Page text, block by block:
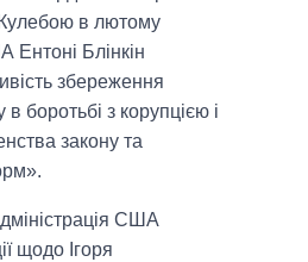
в лютому
Блінкін
збереження
боротьбі з корупцією і
закону та
США
щодо Ігоря